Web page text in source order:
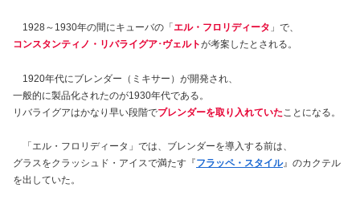
1928～1930年の間にキューバの「 エル・フロリディータ 」で、
コンスタンティノ・リバライグア･ヴェルトが考案したとされる。
1920年代にブレンダー（ミキサー）が開発され、
一般的に製品化されたのが1930年代である。
リバライグアはかなり早い段階でブレンダーを取り入れていた ことになる。
「エル・フロリディータ」では、ブレンダーを導入する前は、
グラスをクラッシュド・アイスで満たす『フラッペ・スタイル』のカクテル
を出していた。